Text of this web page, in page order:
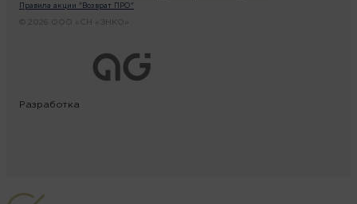
Правила акции "Возврат ПРО"
© 2026 ООО «СН «ЭНКО»
Разработка